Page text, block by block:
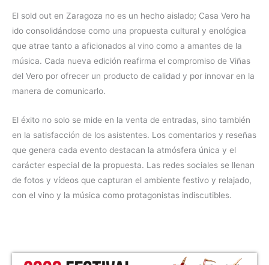
El sold out en Zaragoza no es un hecho aislado; Casa Vero ha
ido consolidándose como una propuesta cultural y enológica
que atrae tanto a aficionados al vino como a amantes de la
música. Cada nueva edición reafirma el compromiso de Viñas
del Vero por ofrecer un producto de calidad y por innovar en la
manera de comunicarlo.
El éxito no solo se mide en la venta de entradas, sino también
en la satisfacción de los asistentes. Los comentarios y reseñas
que genera cada evento destacan la atmósfera única y el
carácter especial de la propuesta. Las redes sociales se llenan
de fotos y vídeos que capturan el ambiente festivo y relajado,
con el vino y la música como protagonistas indiscutibles.